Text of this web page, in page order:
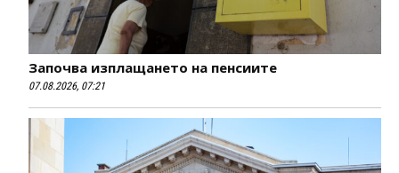
Започва изплащането на пенсиите
07.08.2026, 07:21